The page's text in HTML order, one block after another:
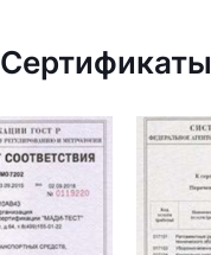
Сертификаты